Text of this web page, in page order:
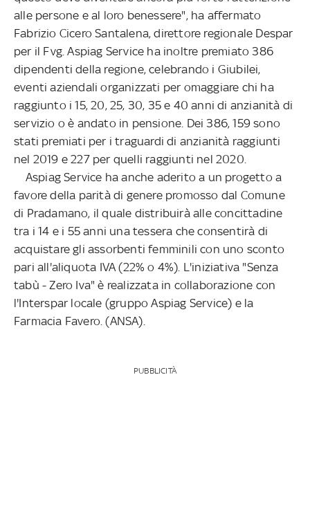
alle persone e al loro benessere", ha affermato
Fabrizio Cicero Santalena, direttore regionale Despar
per il Fvg. Aspiag Service ha inoltre premiato 386
dipendenti della regione, celebrando i Giubilei,
eventi aziendali organizzati per omaggiare chi ha
raggiunto i 15, 20, 25, 30, 35 e 40 anni di anzianità di
servizio o è andato in pensione. Dei 386, 159 sono
stati premiati per i traguardi di anzianità raggiunti
nel 2019 e 227 per quelli raggiunti nel 2020.
Aspiag Service ha anche aderito a un progetto a
favore della parità di genere promosso dal Comune
di Pradamano, il quale distribuirà alle concittadine
tra i 14 e i 55 anni una tessera che consentirà di
acquistare gli assorbenti femminili con uno sconto
pari all'aliquota IVA (22% o 4%). L'iniziativa "Senza
tabù - Zero Iva" è realizzata in collaborazione con
l'Interspar locale (gruppo Aspiag Service) e la
Farmacia Favero. (ANSA).
PUBBLICITÀ